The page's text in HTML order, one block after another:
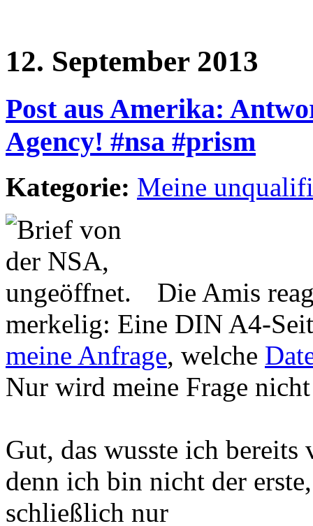
12. September 2013
Post aus Amerika:
Agency! #nsa #prism
Kategorie: Meine
Die Amis
merkelig: Eine DIN A4-
meine Anfrage, welche
Nur wird meine Frage
Gut, das wusste ich bereits
denn ich bin nicht der
schließlich nur